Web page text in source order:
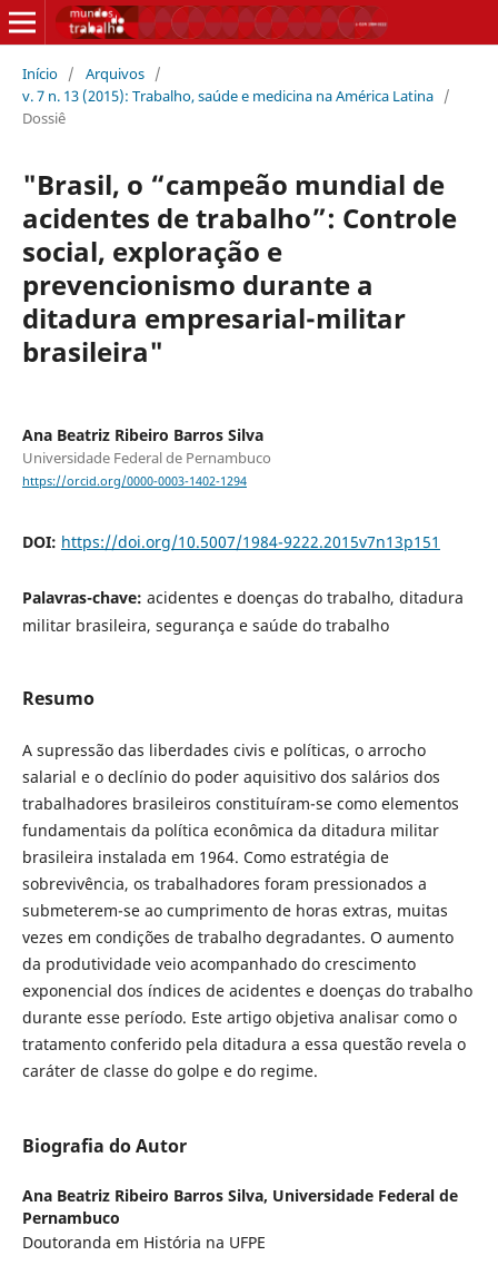
Início / Arquivos /
v. 7 n. 13 (2015): Trabalho, saúde e medicina na América Latina /
Dossiê
"Brasil, o “campeão mundial de
acidentes de trabalho”: Controle
social, exploração e
prevencionismo durante a
ditadura empresarial-militar
brasileira"
Ana Beatriz Ribeiro Barros Silva
Universidade Federal de Pernambuco
https://orcid.org/0000-0003-1402-1294
DOI: https://doi.org/10.5007/1984-9222.2015v7n13p151
Palavras-chave: acidentes e doenças do trabalho, ditadura
militar brasileira, segurança e saúde do trabalho
Resumo
A supressão das liberdades civis e políticas, o arrocho
salarial e o declínio do poder aquisitivo dos salários dos
trabalhadores brasileiros constituíram-se como elementos
fundamentais da política econômica da ditadura militar
brasileira instalada em 1964. Como estratégia de
sobrevivência, os trabalhadores foram pressionados a
submeterem-se ao cumprimento de horas extras, muitas
vezes em condições de trabalho degradantes. O aumento
da produtividade veio acompanhado do crescimento
exponencial dos índices de acidentes e doenças do trabalho
durante esse período. Este artigo objetiva analisar como o
tratamento conferido pela ditadura a essa questão revela o
caráter de classe do golpe e do regime.
Biografia do Autor
Ana Beatriz Ribeiro Barros Silva, Universidade Federal de
Pernambuco
Doutoranda em História na UFPE